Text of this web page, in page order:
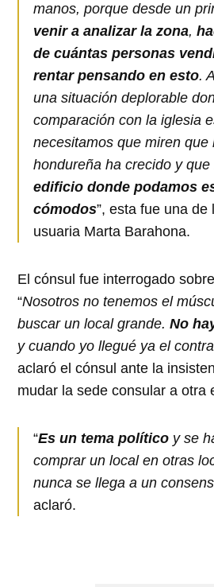
manos, porque desde un
venir a analizar la zona,
de cuántas personas
rentar pensando en esto.
una situación deplorable
comparación con la iglesia
necesitamos que miren que
hondureña ha crecido y
edificio donde podamos
cómodos”, esta fue una
usuaria Marta Barahona.
El cónsul fue interrogado
“Nosotros no tenemos el
buscar un local grande.No
y cuando yo llegué ya el
aclaró el cónsul ante la
mudar la sede consular a otra
“Es un tema político y se
comprar un local en otras
nunca se llega a un
aclaró.